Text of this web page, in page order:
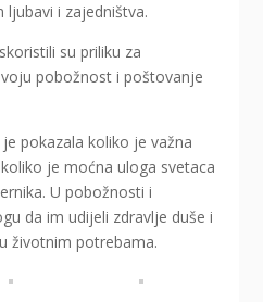
i zajedništva.
su priliku za
pobožnost i poštovanje
pokazala koliko je važna
je moćna uloga svetaca
U pobožnosti i
da im udijeli zdravlje duše i
životnim potrebama.